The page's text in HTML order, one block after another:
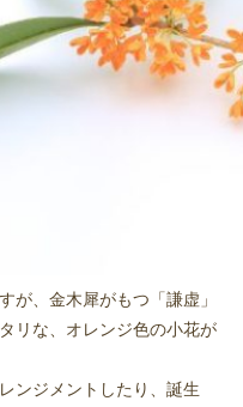
が、金木犀がもつ「謙虚」
リな、オレンジ色の小花が
ンジメントしたり、誕生